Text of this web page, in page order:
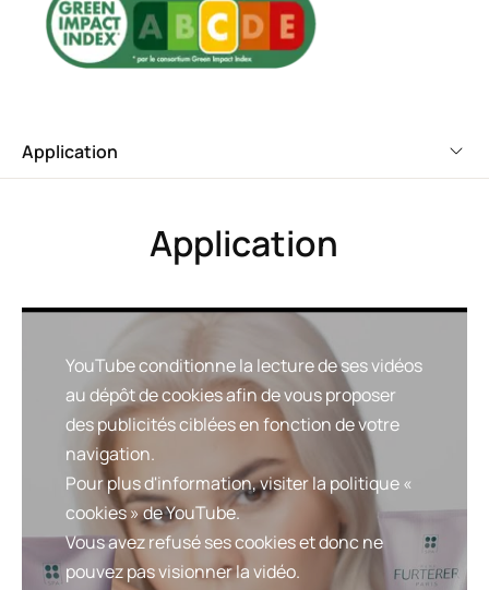
EFFET DÉJAUNISSANT IMMÉDIAT. Après quelques
minutes de pose, les reflets jaunes indésirables sont
Bénéfices
JAUNES : grâce aux pigments correcteurs violets, les
cheveux rayonnent d’une couleur pure.
d’Okara favorise la réparation de la fibre capillaire.
• TEXTURE GENEREUSE DELICATEMENT PARFUMEE :
dévoile à l’émulsion une mousse onctueuse au parfum
fleuri et raffiné.
Texture Recyclage
Application
Application
YouTube conditionne la lecture de ses vidéos
au dépôt de cookies afin de vous proposer
des publicités ciblées en fonction de votre
navigation.
Pour plus d'information, visiter la politique «
cookies » de YouTube.
Vous avez refusé ses cookies et donc ne
pouvez pas visionner la vidéo.